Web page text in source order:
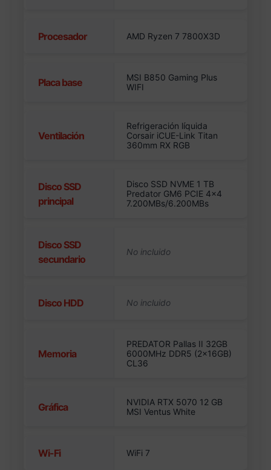
Procesador AMD Ryzen 7 7800X3D
Placa base
MSI B850 Gaming Plus
WIFI
Ventilación
Refrigeración líquida
Corsair iCUE-Link Titan
360mm RX RGB
Disco SSD
principal
Disco SSD NVME 1 TB
Predator GM6 PCIE 4×4
7.200MBs/6.200MBs
Disco SSD
secundario
Disco HDD
Memoria
PREDATOR Pallas II 32GB
6000MHz DDR5 (2x16GB)
CL36
Gráfica
NVIDIA RTX 5070 12 GB
MSI Ventus White
Wi-Fi WiFi 7